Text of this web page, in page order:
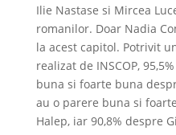
Ilie Nastase si Mircea
romanilor. Doar Nadia
la acest capitol. Potrivit
realizat de INSCOP,
buna si foarte buna
au o parere buna si
Halep, iar 90,8% despre